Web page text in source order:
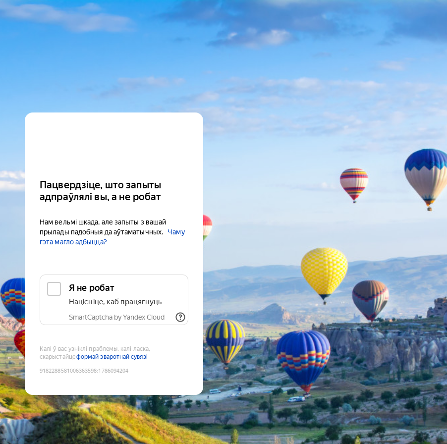
Пацвердзіце, што запыты
адпраўлялі вы, а не робат
Нам вельмі шкада, але запыты з вашай
прылады падобныя да аўтаматычных.
Чаму
гэта магло адбыцца?
Я не робат
Націсніце, каб працягнуць
SmartCaptcha by Yandex Cloud
Калі ў вас узніклі праблемы, калі ласка,
скарыстайцеформай зваротнай сувязі
9182288581006363598:1786094204